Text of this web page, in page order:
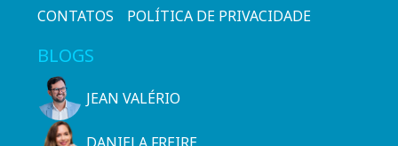
CONTATOS POLÍTICA DE PRIVACIDADE
BLOGS
JEAN VALÉRIO